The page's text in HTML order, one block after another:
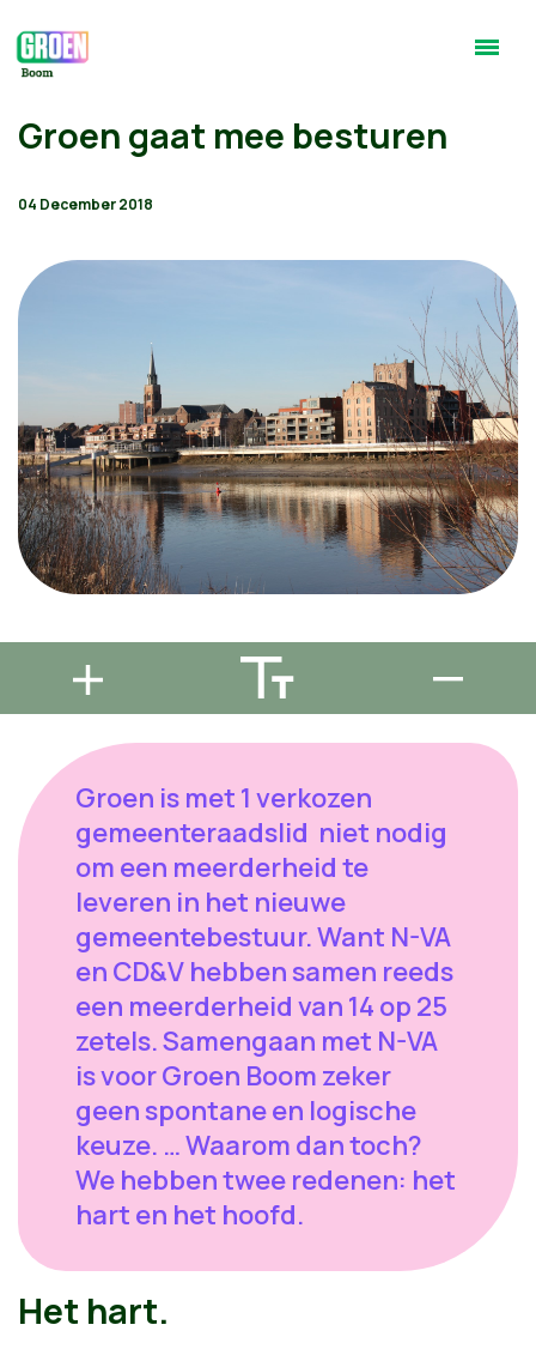
Groen gaat mee besturen
04 December 2018
Groen is met 1 verkozen
gemeenteraadslid niet nodig
om een meerderheid te
leveren in het nieuwe
gemeentebestuur. Want N-VA
en CD&V hebben samen reeds
een meerderheid van 14 op 25
zetels. Samengaan met N-VA
is voor Groen Boom zeker
geen spontane en logische
keuze. … Waarom dan toch?
We hebben twee redenen: het
hart en het hoofd.
Het hart.